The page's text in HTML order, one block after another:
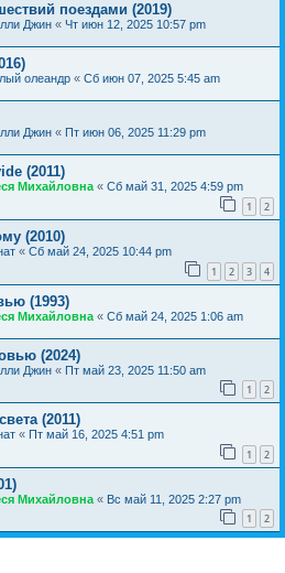
поездами (2019)
Джин « Чт июн 12, 2025 10:57 pm
олеандр « Сб июн 07, 2025 5:45 am
Джин « Пт июн 06, 2025 11:29 pm
(2011)
Михайловна « Сб май 31, 2025 4:59 pm
1 2
(2010)
« Сб май 24, 2025 10:44 pm
1 2 3 4
(1993)
Михайловна « Сб май 24, 2025 1:06 am
(2024)
Джин « Пт май 23, 2025 11:50 am
1 2
(2011)
« Пт май 16, 2025 4:51 pm
1 2
Михайловна « Вс май 11, 2025 2:27 pm
1 2